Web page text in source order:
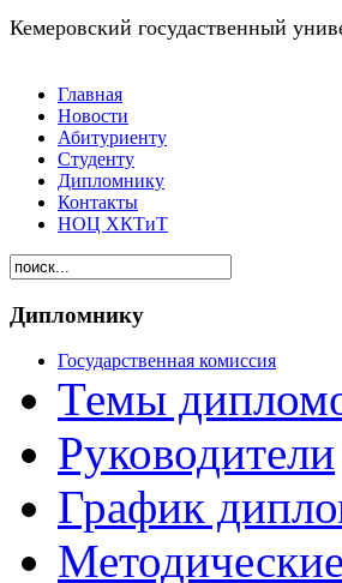
Кемеровский госудаственный
Главная
Новости
Абитуриенту
Студенту
Дипломнику
Контакты
НОЦ ХКТиТ
Дипломнику
Государственная комиссия
Темы
Руководители
График